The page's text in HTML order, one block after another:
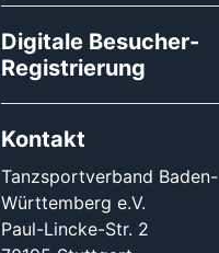
Digitale Besucher-
Registrierung
Kontakt
Tanzsportverband Baden-
Württemberg e.V.
Paul-Lincke-Str. 2